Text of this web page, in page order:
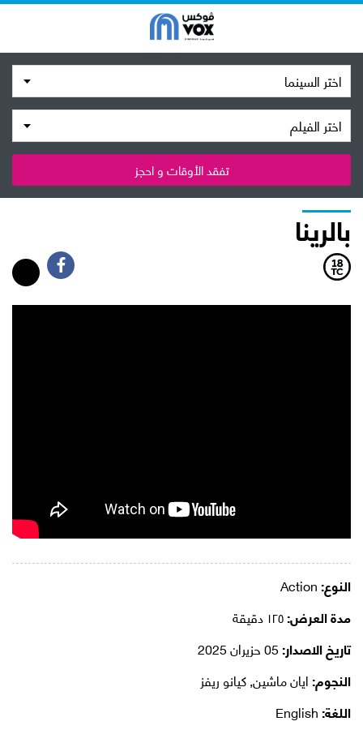
اختر السينما
اختر الفيلم
تفقد الأوقات و احجز
بالرينا
النوع:
مدة العرض:
تاريخ الاصدار:
النجوم:ايان ماشين, كيانو ريفز
اللغة: